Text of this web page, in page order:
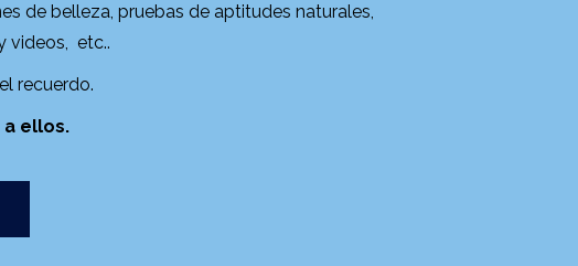
de belleza, pruebas de aptitudes naturales,
videos, etc..
recuerdo.
a ellos.